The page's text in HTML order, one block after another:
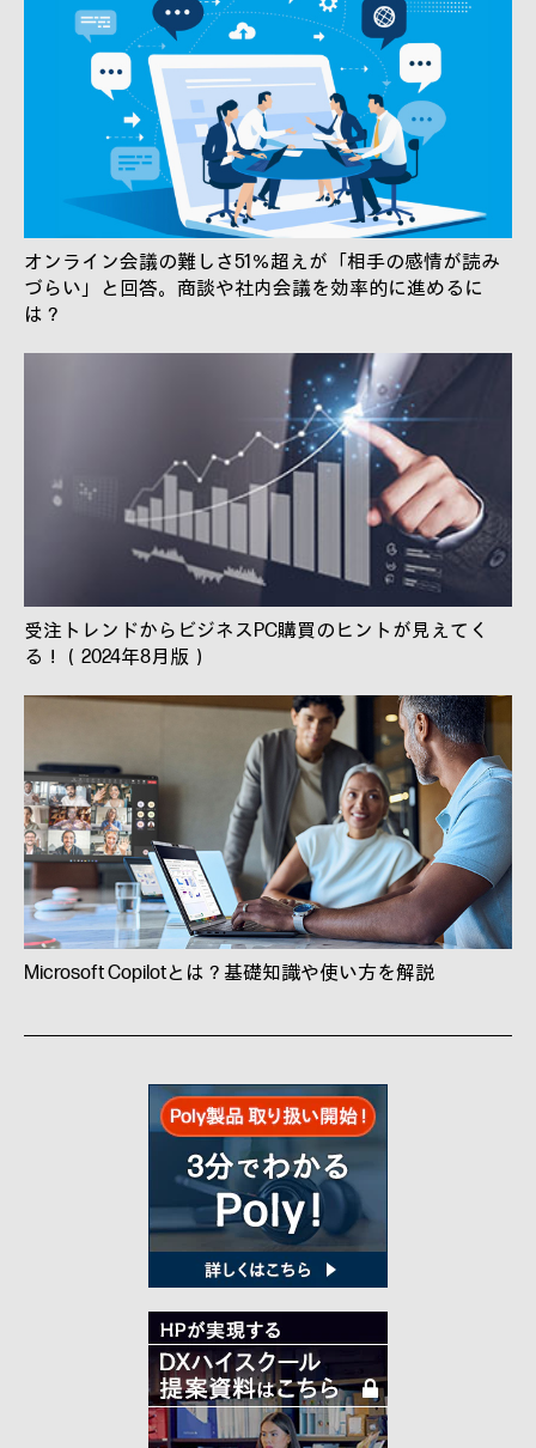
オンライン会議の難しさ51％超えが「相手の感情が読み
づらい」と回答。商談や社内会議を効率的に進めるに
は？
受注トレンドからビジネスPC購買のヒントが見えてく
る！（2024年8月版）
Microsoft Copilotとは？基礎知識や使い方を解説